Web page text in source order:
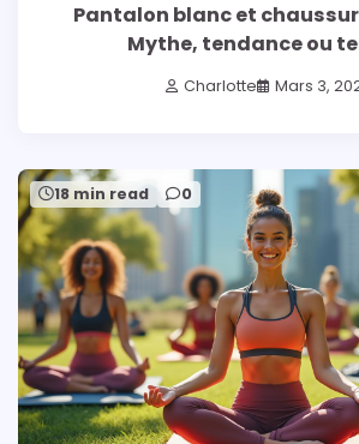
Pantalon blanc et
Mythe, tendance ou
Charlotte Mars 3,
18 min read 0